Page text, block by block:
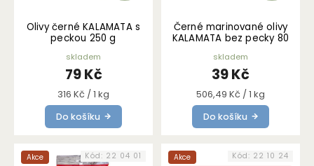
Olivy černé KALAMATA s
peckou 250 g
skladem
79 Kč
Měrná
cena:
316 Kč / 1 kg
Do košíku
Černé marinované olivy
KALAMATA bez pecky 80
skladem
39 Kč
Měrná
cena:
506,49 Kč / 1 kg
Do košíku
Akce Kód: 22 04 01
Akce
Kód: 22 10 24